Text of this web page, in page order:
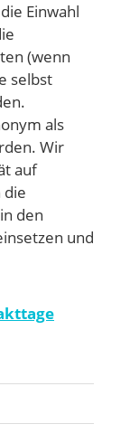
Einwahl
(wenn
selbst
als
Wir
auf
die
den
und